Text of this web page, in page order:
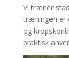
Vi træner
træningen er
og
praktisk